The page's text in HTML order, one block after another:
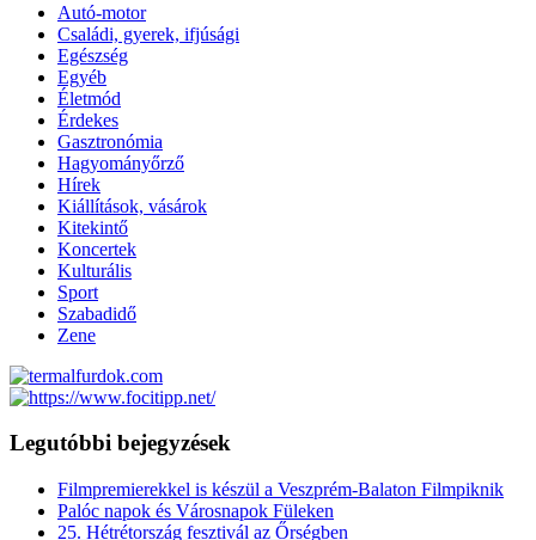
Autó-motor
Családi, gyerek, ifjúsági
Egészség
Egyéb
Életmód
Érdekes
Gasztronómia
Hagyományőrző
Hírek
Kiállítások, vásárok
Kitekintő
Koncertek
Kulturális
Sport
Szabadidő
Zene
Legutóbbi bejegyzések
Filmpremierekkel is készül a Veszprém-Balaton Filmpiknik
Palóc napok és Városnapok Füleken
25. Hétrétország fesztivál az Őrségben